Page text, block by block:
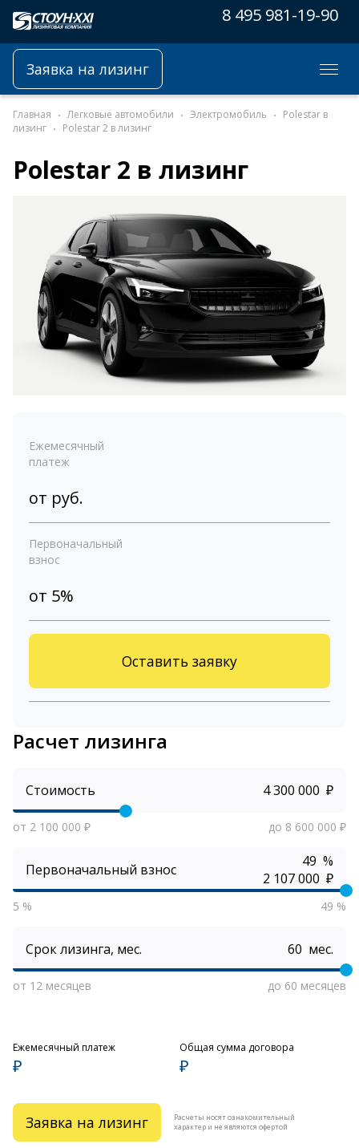
8 495 981-19-90
Заявка на лизинг
Главная Легковые автомобили Электромобиль
Polestar в
лизинг
Polestar 2 в лизинг
Polestar 2 в лизинг
Ежемесячный
платеж
от руб.
Первоначальный
взнос
от 5%
Оставить заявку
Расчет лизинга
Стоимость ₽
от 2 100 000 ₽ до 8 600 000 ₽
Первоначальный взнос
%
₽
5 % 49 %
Срок лизинга, мес. мес.
от 12 месяцев до 60 месяцев
Ежемесячный платеж
₽
Общая сумма договора
₽
Заявка на лизинг
Расчеты носят ознакомительный
характер и не являются офертой